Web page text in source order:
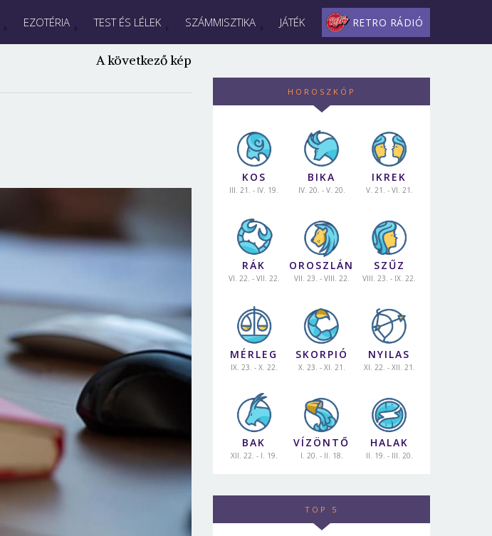
EZOTÉRIA TEST ÉS LÉLEK SZÁMMISZTIKA JÁTÉK RETRO RÁDIÓ
A következő kép
HOROSZKÓP
KOS
III. 21. - IV. 19.
BIKA
IV. 20. - V. 20.
IKREK
V. 21. - VI. 21.
RÁK
VI. 22. - VII. 22.
OROSZLÁN
VII. 23. - VIII. 22.
SZŰZ
VIII. 23. - IX. 22.
MÉRLEG
IX. 23. - X. 22.
SKORPIÓ
X. 23. - XI. 21.
NYILAS
XI. 22. - XII. 21.
BAK
XII. 22. - I. 19.
VÍZÖNTŐ
I. 20. - II. 18.
HALAK
II. 19. - III. 20.
TOP 5